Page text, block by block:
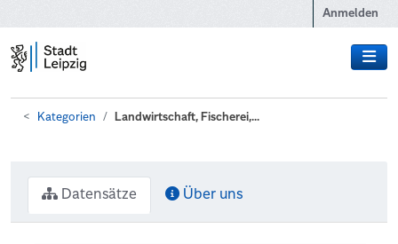
Anmelden
Kategorien Landwirtschaft, Fischerei,...
Datensätze Über uns